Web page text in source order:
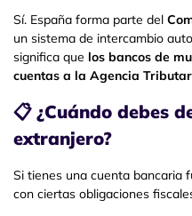
Sí. España forma parte del
un sistema de intercambio
significa que los bancos de
cuentas a la Agencia
📋 ¿Cuándo debes
extranjero?
Si tienes una cuenta bancaria
con ciertas obligaciones